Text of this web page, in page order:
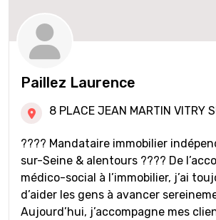
Paillez Laurence
8 PLACE JEAN MARTIN VITRY
???? Mandataire immobilier
sur-Seine & alentours ???? De l’accompagnement
médico-social à l’immobilier, j’ai
d’aider les gens à avancer
Aujourd’hui, j’accompagne mes